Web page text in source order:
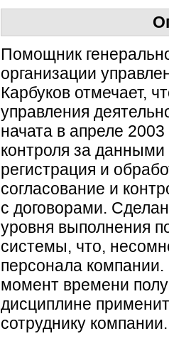
Помощник
организации
Карбуков отмечает,
управления
начата в апреле
контроля за
регистрация и
согласование и
с договорами.
уровня выполнения
системы, что,
персонала компании.
момент времени
дисциплине
сотруднику компании.